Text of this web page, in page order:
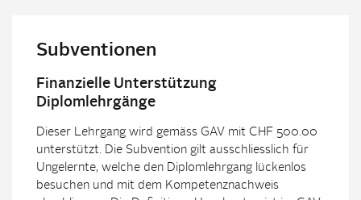
Subventionen
Finanzielle Unterstützung
Diplomlehrgänge
Dieser Lehrgang wird gemäss GAV mit CHF 500.00
unterstützt. Die Subvention gilt ausschliesslich für
Ungelernte, welche den Diplomlehrgang lückenlos
besuchen und mit dem Kompetenznachweis